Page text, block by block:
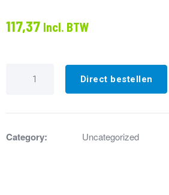
117,37 Incl. BTW
Direct bestellen
Category: Uncategorized